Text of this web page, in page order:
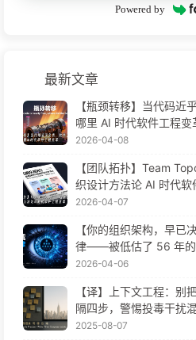
Powered by
最新文章
【瓶颈转移】当代码近
哪里 AI 时代软件工程
2026-04-08
【团队拓扑】Team
织设计方法论 AI 时代
2026-04-07
【你的组织架构，早已
律——被低估了 56 年的
程变革——慢慢学AI171
2026-04-06
【译】上下文工程：别
隔四步，警惕投毒干扰
慢慢学AI170
2025-08-07